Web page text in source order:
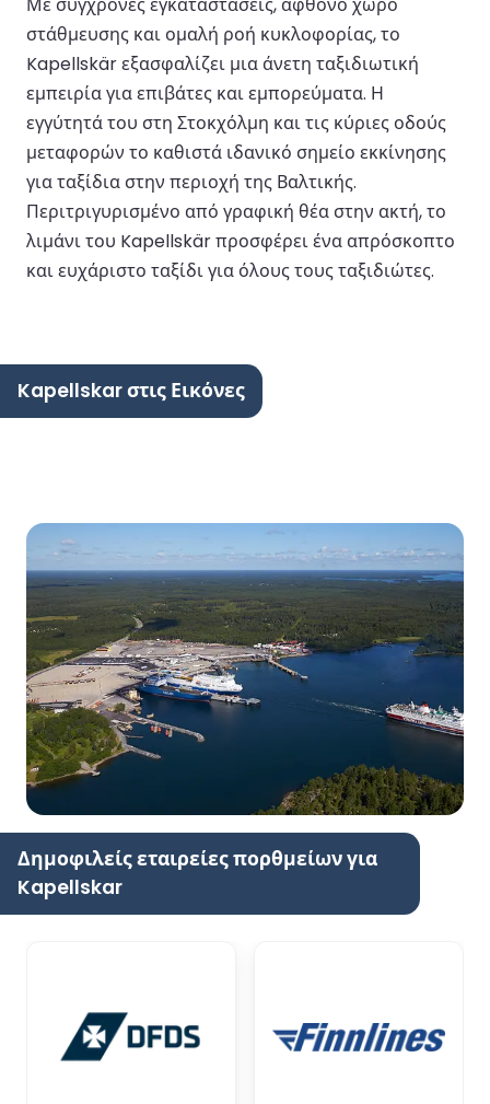
στάθμευσης και ομαλή ροή κυκλοφορίας, το
Kapellskär εξασφαλίζει μια άνετη ταξιδιωτική
εμπειρία για επιβάτες και εμπορεύματα. Η
εγγύτητά του στη Στοκχόλμη και τις κύριες οδούς
μεταφορών το καθιστά ιδανικό σημείο εκκίνησης
για ταξίδια στην περιοχή της Βαλτικής.
Περιτριγυρισμένο από γραφική θέα στην ακτή, το
λιμάνι του Kapellskär προσφέρει ένα απρόσκοπτο
και ευχάριστο ταξίδι για όλους τους ταξιδιώτες.
Kapellskar στις Εικόνες
Δημοφιλείς εταιρείες πορθμείων για
Kapellskar